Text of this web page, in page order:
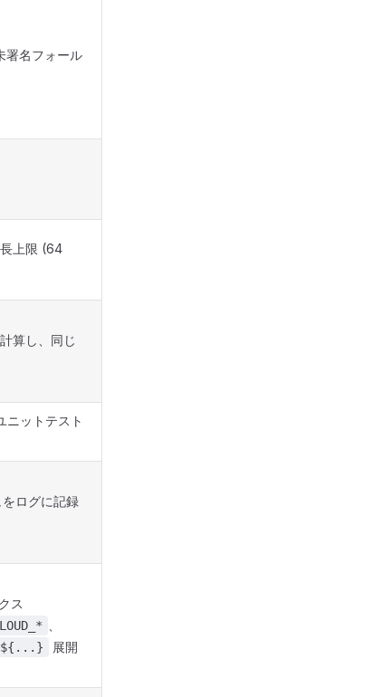
署名フォール
上限 (64
算し、同じ
ニットテスト
ログに記録
ス
${...}
展開